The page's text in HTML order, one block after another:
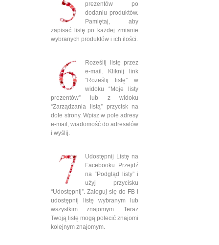
prezentów po
dodaniu produktów.
Pamiętaj, aby
zapisać listę po każdej zmianie
wybranych produktów i ich ilości.
Roześlij listę przez
e-mail. Kliknij link
“Roześlij listę” w
widoku “Moje listy
prezentów” lub z widoku
“Zarządzania listą” przycisk na
dole strony. Wpisz w pole adresy
e-mail, wiadomość do adresatów
i wyślij.
Udostępnij Listę na
Facebooku. Przejdź
na “Podgląd listy” i
użyj przycisku
“Udostępnij”. Zaloguj się do FB i
udostępnij listę wybranym lub
wszystkim znajomym. Teraz
Twoją listę mogą polecić znajomi
kolejnym znajomym.